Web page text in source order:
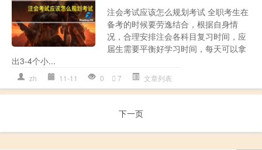
注会考试应该怎么规划考试 全职考生在
备考的时候要劳逸结合，根据自身情
况，合理安排注会各科目复习时间，应
届生需要平衡好学习时间，每天可以拿
出3-4个小...
zh 11-11 0 7 文章列表
下一页